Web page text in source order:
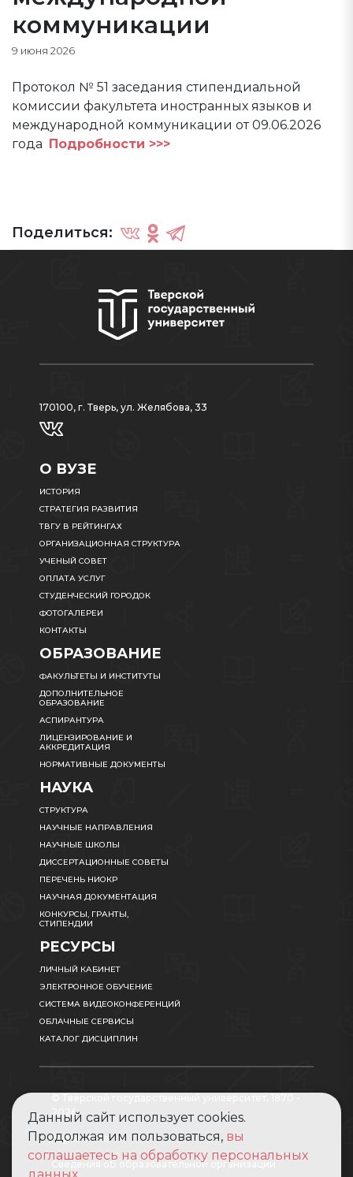
коммуникации
9 июня 2026
Протокол № 51 заседания стипендиальной
комиссии факультета иностранных языков и
международной коммуникации от 09.06.2026
года Подробности >>>
Поделиться:
170100, г. Тверь, ул. Желябова, 33
О ВУЗЕ
ИСТОРИЯ
СТРАТЕГИЯ РАЗВИТИЯ
ТВГУ В РЕЙТИНГАХ
ОРГАНИЗАЦИОННАЯ СТРУКТУРА
УЧЕНЫЙ СОВЕТ
ОПЛАТА УСЛУГ
СТУДЕНЧЕСКИЙ ГОРОДОК
ФОТОГАЛЕРЕИ
КОНТАКТЫ
ОБРАЗОВАНИЕ
ФАКУЛЬТЕТЫ И ИНСТИТУТЫ
ДОПОЛНИТЕЛЬНОЕ
ОБРАЗОВАНИЕ
АСПИРАНТУРА
ЛИЦЕНЗИРОВАНИЕ И
АККРЕДИТАЦИЯ
НОРМАТИВНЫЕ ДОКУМЕНТЫ
НАУКА
СТРУКТУРА
НАУЧНЫЕ НАПРАВЛЕНИЯ
НАУЧНЫЕ ШКОЛЫ
ДИССЕРТАЦИОННЫЕ СОВЕТЫ
ПЕРЕЧЕНЬ НИОКР
НАУЧНАЯ ДОКУМЕНТАЦИЯ
КОНКУРСЫ, ГРАНТЫ,
СТИПЕНДИИ
РЕСУРСЫ
ЛИЧНЫЙ КАБИНЕТ
ЭЛЕКТРОННОЕ ОБУЧЕНИЕ
СИСТЕМА ВИДЕОКОНФЕРЕНЦИЙ
ОБЛАЧНЫЕ СЕРВИСЫ
КАТАЛОГ ДИСЦИПЛИН
2026
Карта сайта
Сведения об образовательной организации
Данный сайт использует cookies.
Продолжая им пользоваться, вы
соглашаетесь на обработку персональных